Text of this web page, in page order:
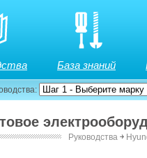
База знаний
Руководства ￫